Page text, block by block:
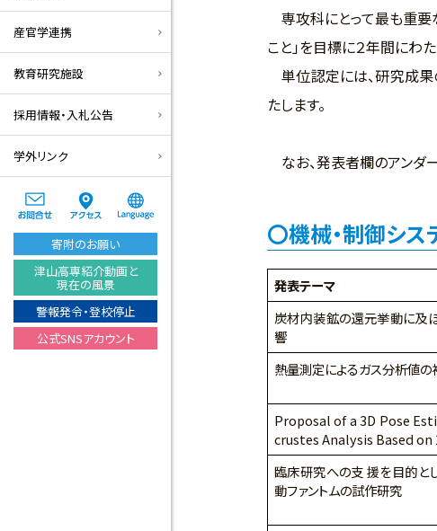
産官学連携
教育研究施設
採用情報・入札公告
学外リンク
寄附のお願い
津山高専紹介動画と
現在の風景
警報発令・登校停止
公式SNSアカウント
専攻科にとって最も重要
こと」を目標に２年間にわ
単位認定には、研究成果
たします。
なお、発表者欄のアン
機械・制御シ
発表テーマ
炭材内装鉱の還元挙動に及
響
熱量測定によるガス分析値
Proposal of a 3D Pose
crustes Analysis Based
臨床研究への支 援を目的と
動ファントムの試作研究